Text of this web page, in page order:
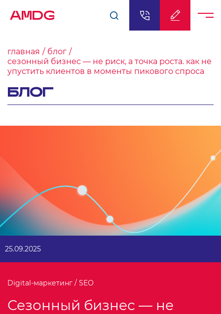
AMDG
главная
блог
сезонный бизнес — не риск, а точка роста. как не
упустить клиентов в моменты пикового спроса
БЛОГ
25.09.2025
Digital-маркетинг / SEO
Сезонный бизнес — не